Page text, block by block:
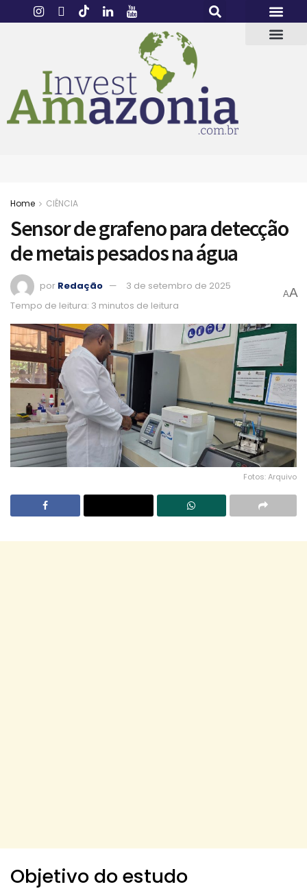
Home CIÊNCIA
Sensor de grafeno para detecção
de metais pesados na água
por Redação
3 de setembro de 2025
Tempo de leitura: 3 minutos de leitura
AA
Fotos: Arquivo
Objetivo do estudo